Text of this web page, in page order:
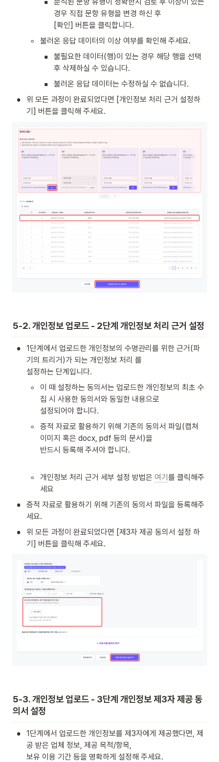
경우 직접 문항 유형을 변경 하신 후
[확인] 버튼을 클릭합니다.
◦ 불러온 응답 데이터의 이상 여부를 확인해 주세요.
▪
불필요한 데이터(행)이 있는 경우 해당 행을 선택
후 삭제하실 수 있습니다.
▪ 불러온 응답 데이터는 수정하실 수 없습니다.
•
위 모든 과정이 완료되었다면 [개인정보 처리 근거 설정하
기] 버튼을 클릭해 주세요.
5-2. 개인정보 업로드 - 2단계 개인정보 처리 근거 설정
•
1단계에서 업로드한 개인정보의 수명관리를 위한 근거(파
기의 트리거)가 되는 개인정보 처리 를
설정하는 단계입니다.
◦
이 때 설정하는 동의서는 업로드한 개인정보의 최초 수
집 시 사용한 동의서와 동일한 내용으로
설정되어야 합니다.
◦
증적 자료로 활용하기 위해 기존의 동의서 파일(캡쳐
이미지 혹은 docx, pdf 등의 문서)을
반드시 등록해 주셔야 합니다.
◦ 개인정보 처리 근거 세부 설정 방법은 여기 를 클릭해주
세요
•
증적 자료로 활용하기 위해 기존의 동의서 파일을 등록해주
세요.
•
위 모든 과정이 완료되었다면 [제3자 제공 동의서 설정 하
기] 버튼을 클릭해 주세요.
5-3. 개인정보 업로드 - 3단계 개인정보 제3자 제공 동
의서 설정
•
1단계에서 업로드한 개인정보를 제3자에게 제공했다면, 제
공 받은 업체 정보, 제공 목적/항목,
보유 이용 기간 등을 명확하게 설정해 주세요.